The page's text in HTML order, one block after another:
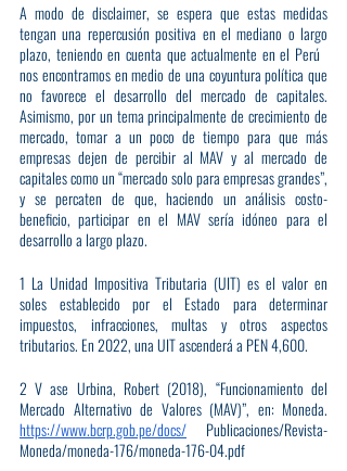
A modo de disclaimer, se espera que estas medidas
tengan una repercusión positiva en el mediano o largo
plazo, teniendo en cuenta que actualmente en el Perú
nos encontramos en medio de una coyuntura política que
no favorece el desarrollo del mercado de capitales.
Asimismo, por un tema principalmente de crecimiento de
mercado, tomar a un poco de tiempo para que más
empresas dejen de percibir al MAV y al mercado de
capitales como un “mercado solo para empresas grandes”,
y se percaten de que, haciendo un análisis costo-
beneficio, participar en el MAV sería idóneo para el
desarrollo a largo plazo.
1 La Unidad Impositiva Tributaria (UIT) es el valor en
soles establecido por el Estado para determinar
impuestos, infracciones, multas y otros aspectos
tributarios. En 2022, una UIT ascenderá a PEN 4,600.
2 V ase Urbina, Robert (2018), “Funcionamiento del
https://www.bcrp.gob.pe/docs/ Publicaciones/Revista-
Moneda/moneda-176/moneda-176-04.pdf